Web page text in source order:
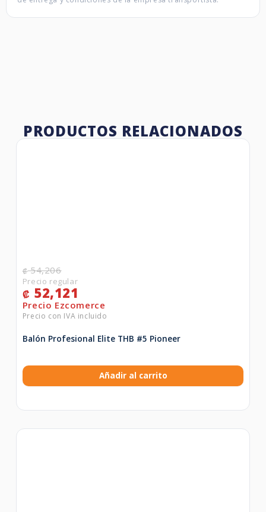
PRODUCTOS RELACIONADOS
₡54,206
₡ 52,121
Balón Profesional Elite THB #5 Pioneer
Añadir al carrito